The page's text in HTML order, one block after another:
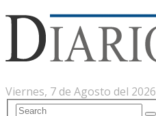
Viernes, 7 de Agosto del 2026